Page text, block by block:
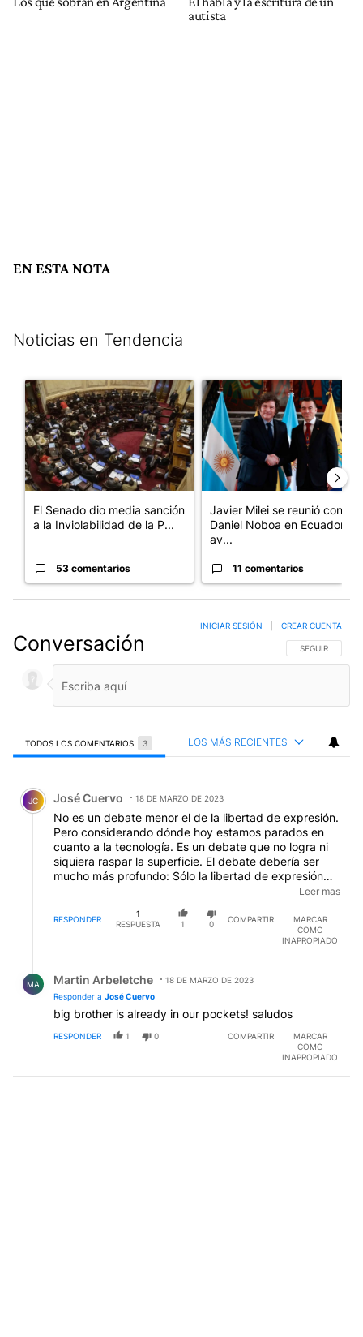
autista
EN ESTA NOTA
Noticias en Tendencia
Un artículo de tendencia con el título "El Senado dio media
El Senado dio media sanción
a la Inviolabilidad de la P...
53 comentarios
Un artículo de tendencia con
Javier Milei se reunió con
Daniel Noboa en Ecuador y
av...
11 comentarios
Conversación SIGA ESTA
SEGUIR
INICIAR SESIÓN CREAR CUENTA
TODOS LOS COMENTARIOS 3 LOS MÁS RECIENTES
Comentario de José Cuervo.
JC José Cuervo 18 DE MARZO DE 2023
No es un debate menor el de la libertad de expresión.
Pero considerando dónde hoy estamos parados en
cuanto a la tecnología. Es un debate que no logra ni
siquiera raspar la superficie. El debate debería ser
mucho más profundo: Sólo la libertad de expresión
nos hace libres? Que sucede si nuestros teléfonos nos
espían con micrófonos, cámaras, reconocimiento
facial, huella dactilar. Si en algunos países las obras
sociales ya funcionan desde una app, nos controlan
espían como nos alimentamos y deciden calcular cuál
es nuestro riesgo y nos aumentan la obra social? Si
nuestros jefes nos monitorean las redes sociales? La
oficina de inmigración? ya ni siquiera va a hacer falta
tenerlo al gran hermano sentado todo el día
cada cosa, alimentando el algoritmo, podrá tomar
Leer mas
RESPONDER
1
RESPUESTA
1 0
COMPARTIR
MARCAR
COMO
INAPROPIADO
MA Martin Arbeletche
18 DE MARZO DE 2023
Responder a José Cuervo
big brother is already in our pockets! saludos
RESPONDER 1 0 COMPARTIR
MARCAR
COMO
INAPROPIADO